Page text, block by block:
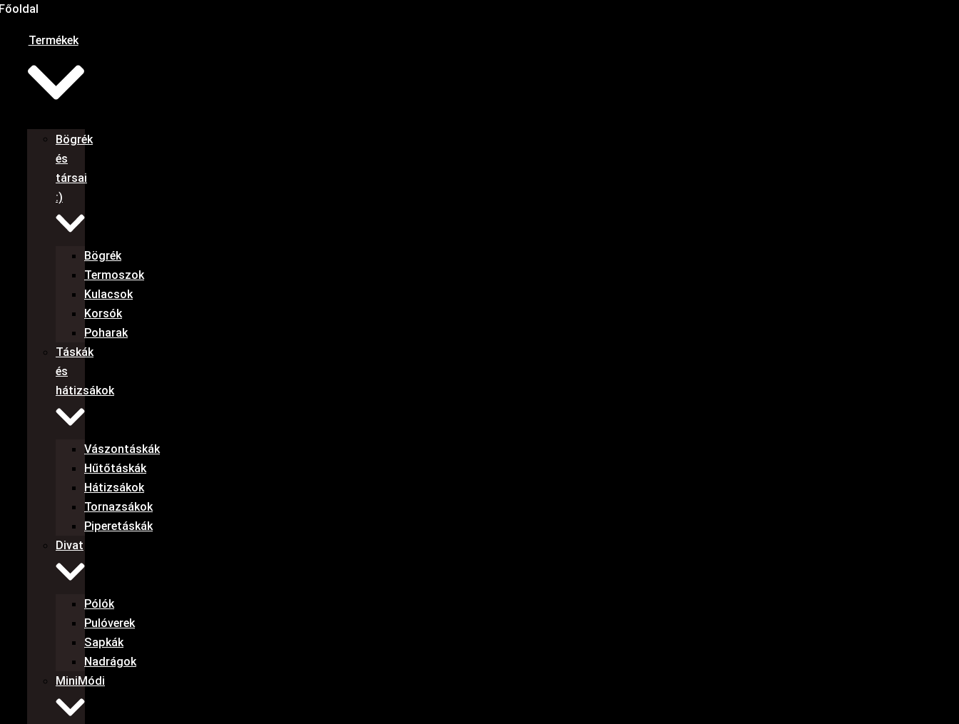
Termékek
Bögrék
és
társai
:)
Bögrék
Termoszok
Kulacsok
Korsók
Poharak
Táskák
és
hátizsákok
Vászontáskák
Hűtőtáskák
Hátizsákok
Tornazsákok
Piperetáskák
Divat
Pólók
Pulóverek
Sapkák
Nadrágok
MiniMódi